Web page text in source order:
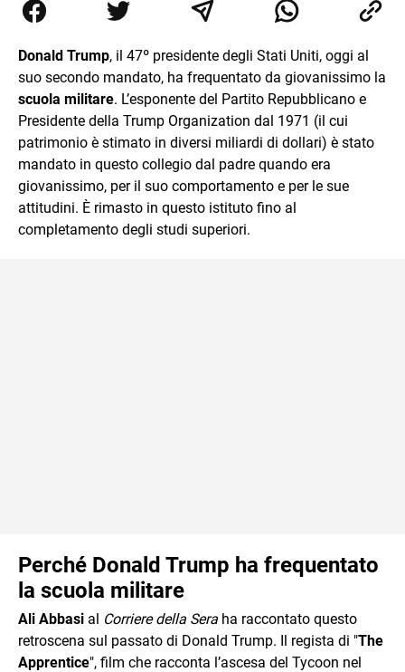
collaborato con grandi gruppi editoriali e agenzie di
comunicazione specializzandosi nella scrittura di articoli
Donald Trump, il 47º presidente degli Stati Uniti, oggi al
suo secondo mandato, ha frequentato da giovanissimo la
scuola militare. L’esponente del Partito Repubblicano e
Presidente della Trump Organization dal 1971 (il cui
patrimonio è stimato in diversi miliardi di dollari) è stato
mandato in questo collegio dal padre quando era
giovanissimo, per il suo comportamento e per le sue
attitudini. È rimasto in questo istituto fino al
completamento degli studi superiori.
Perché Donald Trump ha frequentato
la scuola militare
Ali Abbasi al Corriere della Sera ha raccontato questo
retroscena sul passato di Donald Trump. Il regista di "The
Apprentice", film che racconta l’ascesa del Tycoon nel